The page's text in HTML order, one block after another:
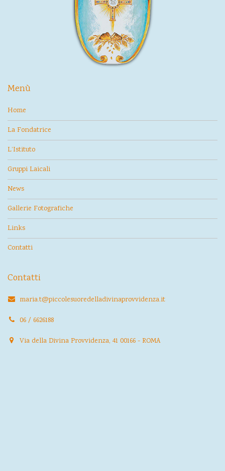
Menù
Home
La Fondatrice
L’Istituto
Gruppi Laicali
News
Gallerie Fotografiche
Links
Contatti
Contatti
maria.t@piccolesuoredelladivinaprovvidenza.it
06 / 6626188
Via della Divina Provvidenza, 41 00166 - ROMA